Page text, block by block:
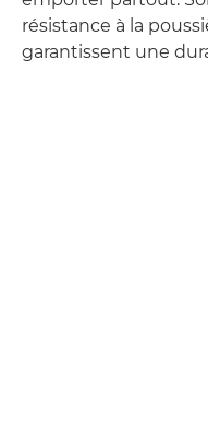
résistance à la
garantissent une